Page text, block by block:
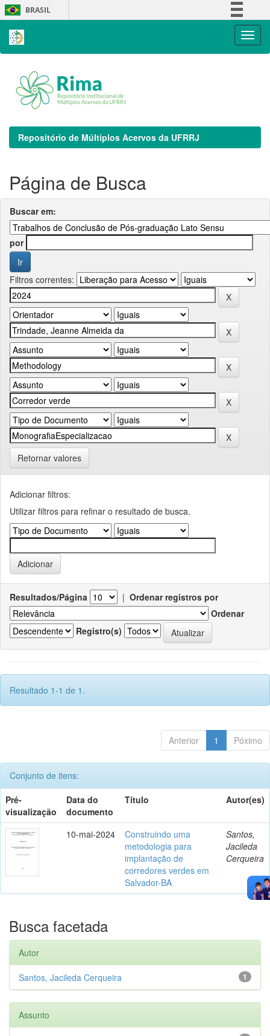
Skip
navigation
BRASIL
Repositório de Múltiplos Acervos da UFRRJ
Página de Busca
Buscar em:
por
Filtros correntes:
Retornar valores
Adicionar filtros:
Utilizar filtros para refinar o resultado de busca.
Resultados/Página | Ordenar registros por
Ordenar
Registro(s)
Resultado 1-1 de 1.
Anterior 1 Póximo
Conjunto de itens:
Pré-
visualização
Data do
documento
Título Autor(es)
10-mai-2024
Construindo uma
metodologia para
implantação de
corredores verdes em
Salvador-BA
Santos,
Jacileda
Cerqueira
Busca facetada
Autor
1
Santos, Jacileda Cerqueira
Assunto